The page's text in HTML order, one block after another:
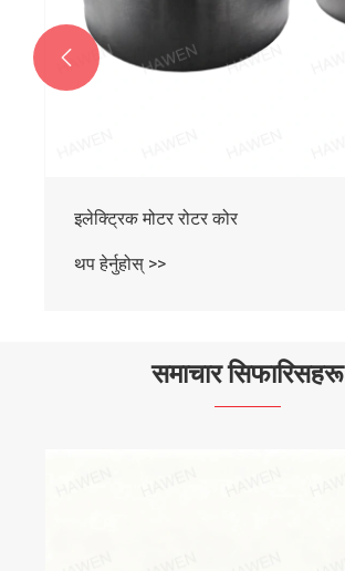
इलेक्ट्रिक मोटर रोटर कोर
थप हेर्नुहोस् >>

समाचार सिफारिसहरू